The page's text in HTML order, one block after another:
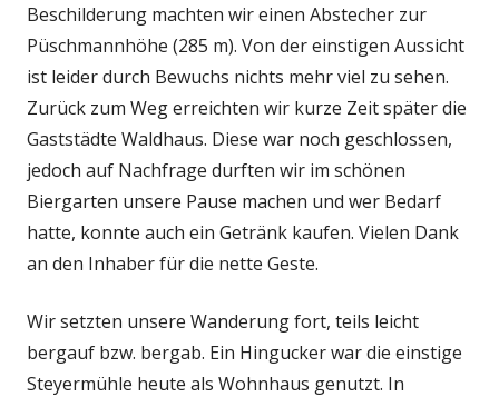
Beschilderung machten wir einen Abstecher zur
Püschmannhöhe (285 m). Von der einstigen Aussicht
ist leider durch Bewuchs nichts mehr viel zu sehen.
Zurück zum Weg erreichten wir kurze Zeit später die
Gaststädte Waldhaus. Diese war noch geschlossen,
jedoch auf Nachfrage durften wir im schönen
Biergarten unsere Pause machen und wer Bedarf
hatte, konnte auch ein Getränk kaufen. Vielen Dank
an den Inhaber für die nette Geste.
Wir setzten unsere Wanderung fort, teils leicht
bergauf bzw. bergab. Ein Hingucker war die einstige
Steyermühle heute als Wohnhaus genutzt. In